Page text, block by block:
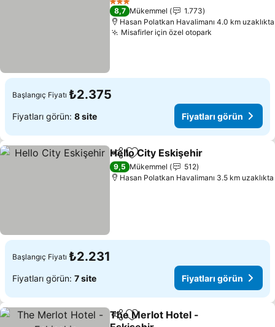
3 Yıldız
8,7 Mükemmel
1.773
Hasan Polatkan Havalimanı 4.0 km uzaklıkta
Misafirler için özel otopark
Başlangıç Fiyatı ₺2.375
Fiyatları görün: 8 site Fiyatları görün
PaylaşFavorilerime ekle
Hello City Eskişehir
9,5 Mükemmel
512
Hasan Polatkan Havalimanı 3.5 km uzaklıkta
Başlangıç Fiyatı ₺2.231
Fiyatları görün: 7 site Fiyatları görün
PaylaşFavorilerime ekle
The Merlot Hotel -